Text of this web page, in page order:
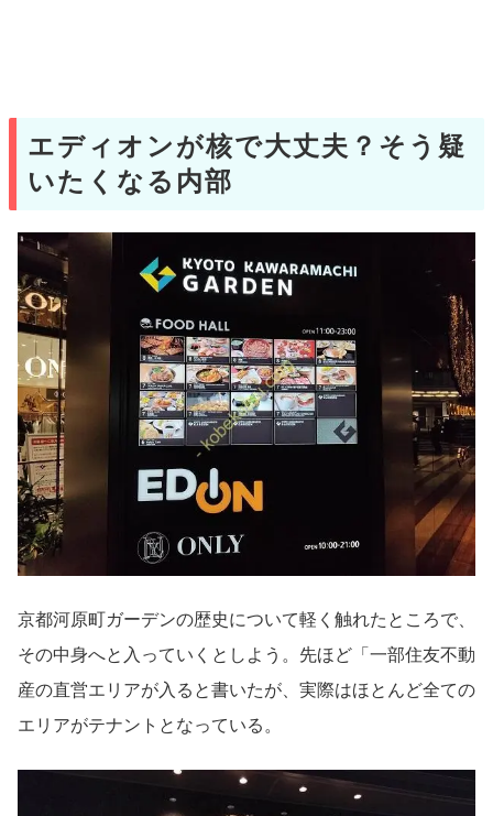
エディオンが核で大丈夫？そう疑
いたくなる内部
京都河原町ガーデンの歴史について軽く触れたところで、
その中身へと入っていくとしよう。先ほど「一部住友不動
産の直営エリアが入ると書いたが、実際はほとんど全ての
エリアがテナントとなっている。